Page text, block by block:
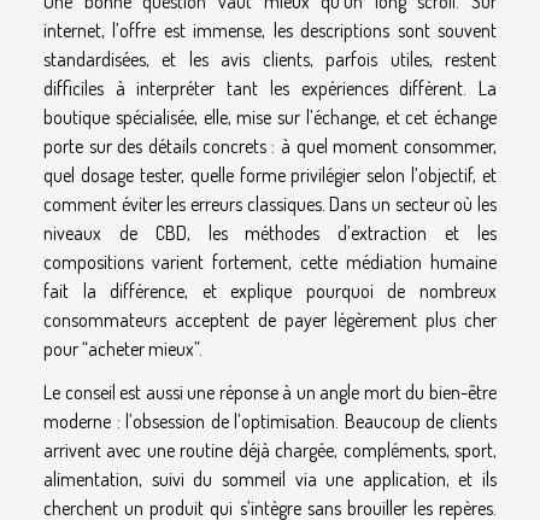
internet, l’offre est immense, les descriptions sont souvent
standardisées, et les avis clients, parfois utiles, restent
difficiles à interpréter tant les expériences diffèrent. La
boutique spécialisée, elle, mise sur l’échange, et cet échange
porte sur des détails concrets : à quel moment consommer,
quel dosage tester, quelle forme privilégier selon l’objectif, et
comment éviter les erreurs classiques. Dans un secteur où les
niveaux de CBD, les méthodes d’extraction et les
compositions varient fortement, cette médiation humaine
fait la différence, et explique pourquoi de nombreux
consommateurs acceptent de payer légèrement plus cher
pour “acheter mieux”.
Le conseil est aussi une réponse à un angle mort du bien-être
moderne : l’obsession de l’optimisation. Beaucoup de clients
arrivent avec une routine déjà chargée, compléments, sport,
alimentation, suivi du sommeil via une application, et ils
cherchent un produit qui s’intègre sans brouiller les repères.